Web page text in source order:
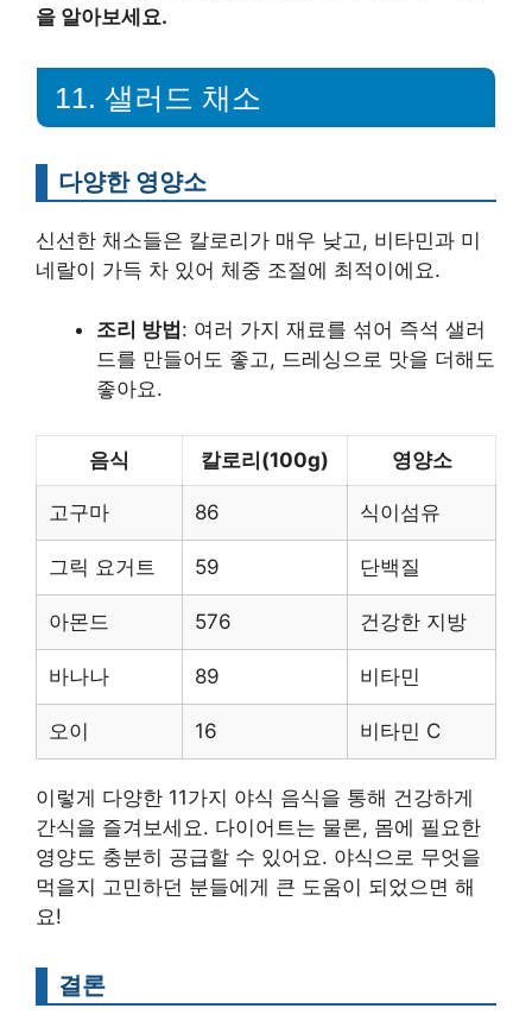
을 알아보세요.
11. 샐러드 채소
다양한 영양소
신선한 채소들은 칼로리가 매우 낮고, 비타민과 미
네랄이 가득 차 있어 체중 조절에 최적이에요.
조리 방법 : 여러 가지 재료를 섞어 즉석 샐러
드를 만들어도 좋고, 드레싱으로 맛을 더해도
좋아요.
음식 칼로리(100g) 영양소
고구마 86 식이섬유
그릭 요거트 59 단백질
아몬드 576 건강한 지방
바나나 89 비타민
오이 16 비타민 C
이렇게 다양한 11가지 야식 음식을 통해 건강하게
간식을 즐겨보세요. 다이어트는 물론, 몸에 필요한
영양도 충분히 공급할 수 있어요. 야식으로 무엇을
먹을지 고민하던 분들에게 큰 도움이 되었으면 해
요!
결론